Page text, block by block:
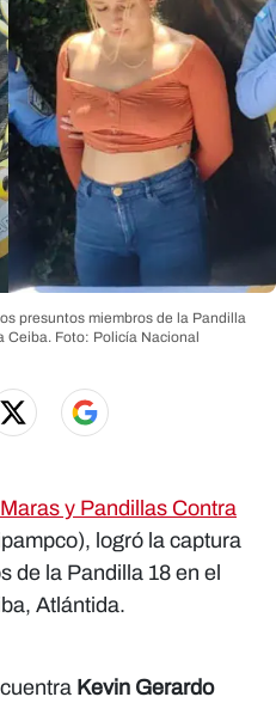
presuntos miembros de la Pandilla
Ceiba. Foto: Policía Nacional
y Pandillas Contra
logró la captura
de la Pandilla 18 en el
Atlántida.
Kevin Gerardo